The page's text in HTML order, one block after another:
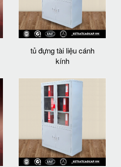
tủ đựng tài liệu cánh
kính